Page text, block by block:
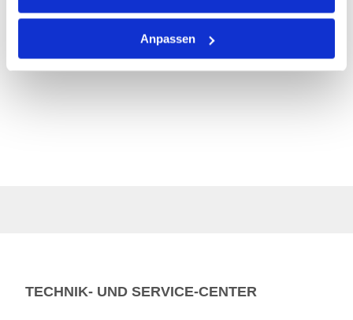
Anpassen
TECHNIK- UND SERVICE-CENTER